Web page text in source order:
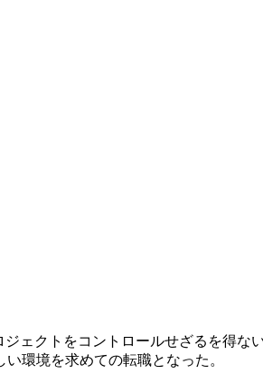
ェクトをコントロールせざるを得な
環境を求めての転職となった。